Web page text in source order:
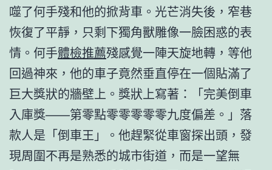
噬了何手殘和他的掀背車。光芒消失後，窄巷
恢復了平靜，只剩下獨角獸雕像一臉困惑的表
情。何手體檢推薦殘感覺一陣天旋地轉，等他
回過神來，他的車子竟然垂直停在一個貼滿了
巨大獎狀的牆壁上。獎狀上寫著：「完美倒車
入庫獎——第零點零零零零零九度偏差。」落
款人是「倒車王」。他趕緊從車窗探出頭，發
現周圍不再是熟悉的城市街道，而是一望無